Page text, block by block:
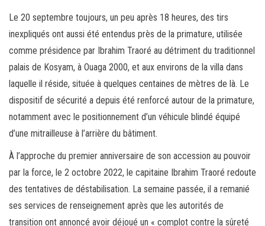
Le 20 septembre toujours, un peu après 18 heures, des tirs
inexpliqués ont aussi été entendus près de la primature, utilisée
comme présidence par Ibrahim Traoré au détriment du traditionnel
palais de Kosyam, à Ouaga 2000, et aux environs de la villa dans
laquelle il réside, située à quelques centaines de mètres de là. Le
dispositif de sécurité a depuis été renforcé autour de la primature,
notamment avec le positionnement d’un véhicule blindé équipé
d’une mitrailleuse à l’arrière du bâtiment.
À l’approche du premier anniversaire de son accession au pouvoir
par la force, le 2 octobre 2022, le capitaine Ibrahim Traoré redoute
des tentatives de déstabilisation. La semaine passée, il a remanié
ses services de renseignement après que les autorités de
transition ont annoncé avoir déjoué un « complot contre la sûreté